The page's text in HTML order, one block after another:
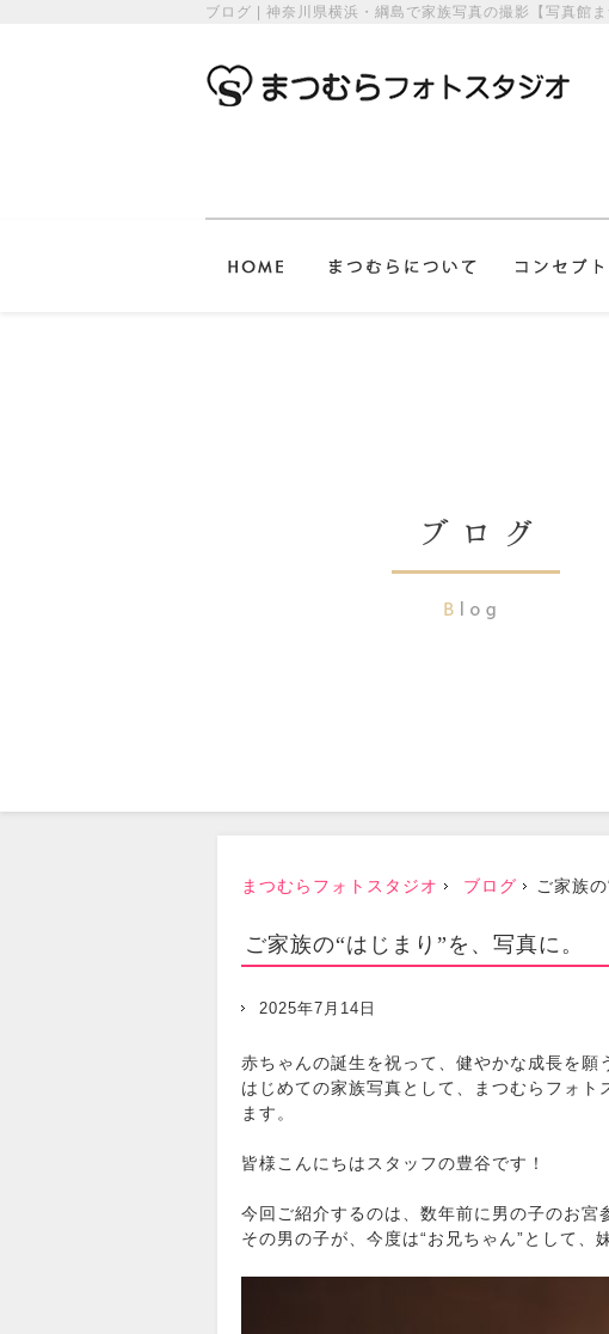
ブログ | 神奈川県横浜・綱島で家族写真の撮影【写真館ま
まつむらフォトスタジオ ブログ ご家族
ご家族の“はじまり”を、写真に。
2025年7月14日
赤ちゃんの誕生を祝って、健やかな成長を願
はじめての家族写真として、まつむらフォ
ます。
皆様こんにちはスタッフの豊谷です！
今回ご紹介するのは、数年前に男の子のお宮
その男の子が、今度は“お兄ちゃん”として、